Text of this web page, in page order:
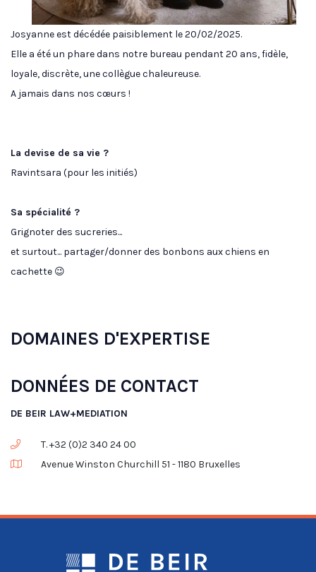
Josyanne est décédée paisiblement le 20/02/2025.
Elle a été un phare dans notre bureau pendant 20 ans, fidèle,
loyale, discrète, une collègue chaleureuse.
A jamais dans nos cœurs !
La devise de sa vie ?
Ravintsara (pour les initiés)
Sa spécialité ?
Grignoter des sucreries...
et surtout... partager/donner des bonbons aux chiens en
cachette 😉
DOMAINES D'EXPERTISE
DONNÉES DE CONTACT
DE BEIR LAW+MEDIATION
T. +32 (0)2 340 24 00
Avenue Winston Churchill 51 - 1180 Bruxelles